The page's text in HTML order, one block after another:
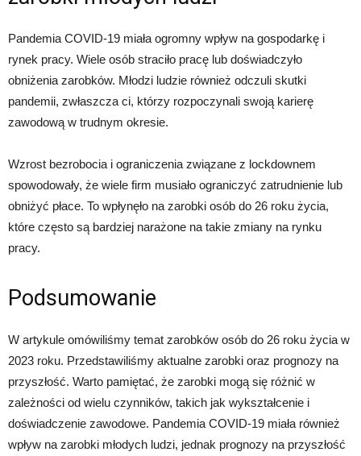
Pandemia COVID-19 miała ogromny wpływ na gospodarkę i
rynek pracy. Wiele osób straciło pracę lub doświadczyło
obniżenia zarobków. Młodzi ludzie również odczuli skutki
pandemii, zwłaszcza ci, którzy rozpoczynali swoją karierę
zawodową w trudnym okresie.
Wzrost bezrobocia i ograniczenia związane z lockdownem
spowodowały, że wiele firm musiało ograniczyć zatrudnienie lub
obniżyć płace. To wpłynęło na zarobki osób do 26 roku życia,
które często są bardziej narażone na takie zmiany na rynku
pracy.
Podsumowanie
W artykule omówiliśmy temat zarobków osób do 26 roku życia w
2023 roku. Przedstawiliśmy aktualne zarobki oraz prognozy na
przyszłość. Warto pamiętać, że zarobki mogą się różnić w
zależności od wielu czynników, takich jak wykształcenie i
doświadczenie zawodowe. Pandemia COVID-19 miała również
wpływ na zarobki młodych ludzi, jednak prognozy na przyszłość